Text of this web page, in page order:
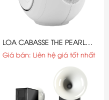
LOA CABASSE THE PEARL
MYUKI
Giá bán: Liên hệ giá tốt nhất